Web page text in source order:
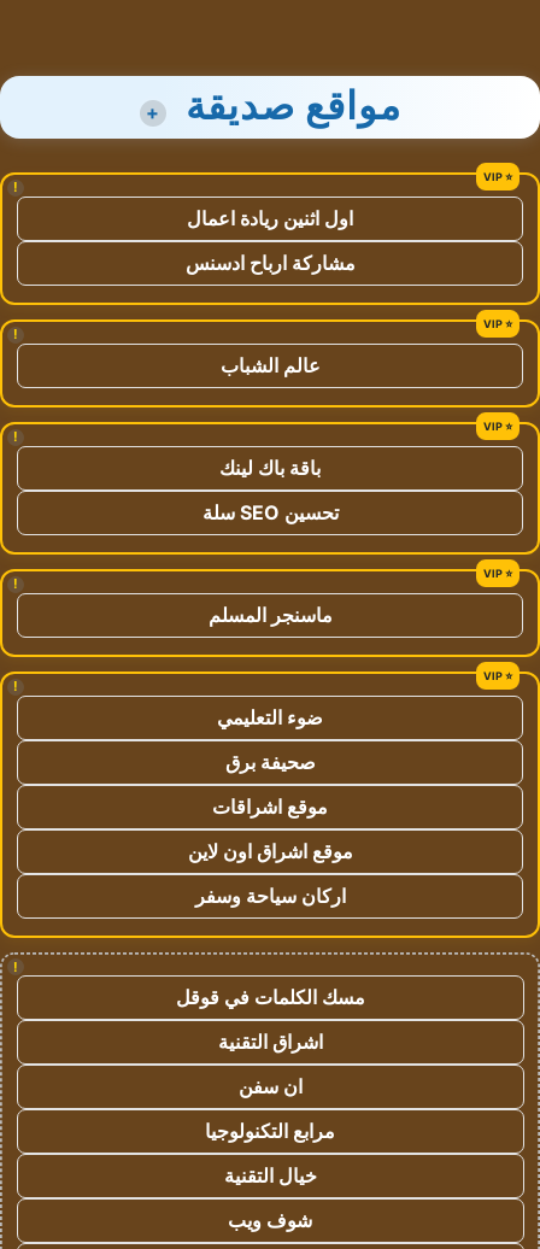
مواقع صديقة +
!
اول اثنين ريادة اعمال
مشاركة ارباح ادسنس
!
عالم الشباب
!
باقة باك لينك
تحسين SEO سلة
!
ماسنجر المسلم
!
ضوء التعليمي
صحيفة برق
موقع اشراقات
موقع اشراق اون لاين
اركان سياحة وسفر
!
مسك الكلمات في قوقل
اشراق التقنية
ان سفن
مرابع التكنولوجيا
خيال التقنية
شوف ويب